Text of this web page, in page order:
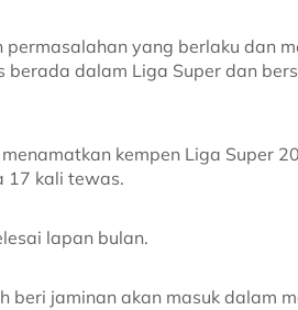
permasalahan yang berlaku dan
berada dalam Liga Super dan
menamatkan kempen Liga Super
17 kali tewas.
lapan bulan.
beri jaminan akan masuk dalam